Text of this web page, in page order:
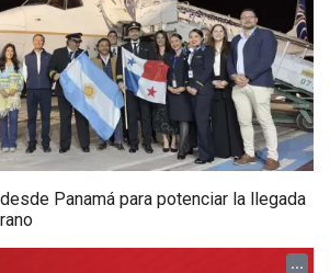
Panamá para potenciar la llegada
...